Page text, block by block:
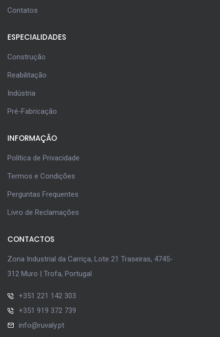
Contatos
ESPECIALIDADES
Construção
Reabilitação
Indústria
Pré-Fabricação
INFORMAÇÃO
Política de Privacidade
Termos e Condições
Perguntas Frequentes
Livro de Reclamações
CONTACTOS
Zona Industrial da Carriça, Lote 21 Traseiras, 4745-
312 Muro | Trofa, Portugal
+351 221 142 303
+351 919 372 739
info@ruvaly.pt